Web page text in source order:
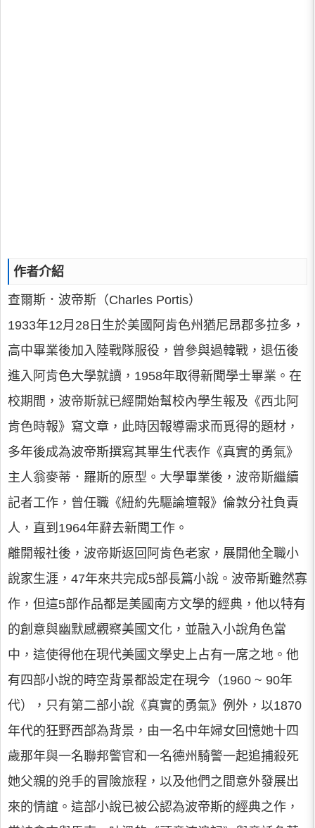
作者介紹
查爾斯．波帝斯（Charles Portis）
1933年12月28日生於美國阿肯色州猶尼昂郡多拉多，
高中畢業後加入陸戰隊服役，曾參與過韓戰，退伍後
進入阿肯色大學就讀，1958年取得新聞學士畢業。在
校期間，波帝斯就已經開始幫校內學生報及《西北阿
肯色時報》寫文章，此時因報導需求而覓得的題材，
多年後成為波帝斯撰寫其畢生代表作《真實的勇氣》
主人翁麥蒂．羅斯的原型。大學畢業後，波帝斯繼續
記者工作，曾任職《紐約先驅論壇報》倫敦分社負責
人，直到1964年辭去新聞工作。
離開報社後，波帝斯返回阿肯色老家，展開他全職小
說家生涯，47年來共完成5部長篇小說。波帝斯雖然寡
作，但這5部作品都是美國南方文學的經典，他以特有
的創意與幽默感觀察美國文化，並融入小說角色當
中，這使得他在現代美國文學史上占有一席之地。他
有四部小說的時空背景都設定在現今（1960 ~ 90年
代），只有第二部小說《真實的勇氣》例外，以1870
年代的狂野西部為背景，由一名中年婦女回憶她十四
歲那年與一名聯邦警官和一名德州騎警一起追捕殺死
她父親的兇手的冒險旅程，以及他們之間意外發展出
來的情誼。這部小說已被公認為波帝斯的經典之作，